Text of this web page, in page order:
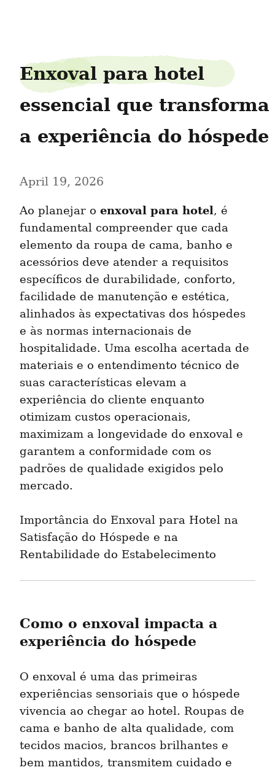
Enxoval para hotel
essencial que transforma
a experiência do hóspede
April 19, 2026
Ao planejar o enxoval para hotel , é
fundamental compreender que cada
elemento da roupa de cama, banho e
acessórios deve atender a requisitos
específicos de durabilidade, conforto,
facilidade de manutenção e estética,
alinhados às expectativas dos hóspedes
e às normas internacionais de
hospitalidade. Uma escolha acertada de
materiais e o entendimento técnico de
suas características elevam a
experiência do cliente enquanto
otimizam custos operacionais,
maximizam a longevidade do enxoval e
garantem a conformidade com os
padrões de qualidade exigidos pelo
mercado.
Importância do Enxoval para Hotel na
Satisfação do Hóspede e na
Rentabilidade do Estabelecimento
Como o enxoval impacta a
experiência do hóspede
O enxoval é uma das primeiras
experiências sensoriais que o hóspede
vivencia ao chegar ao hotel. Roupas de
cama e banho de alta qualidade, com
tecidos macios, brancos brilhantes e
bem mantidos, transmitem cuidado e